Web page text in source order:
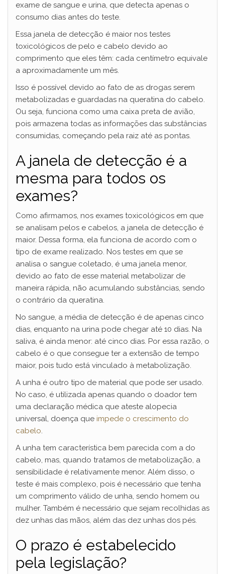
exame de sangue e urina, que detecta apenas o
consumo dias antes do teste.
Essa janela de detecção é maior nos testes
toxicológicos de pelo e cabelo devido ao
comprimento que eles têm: cada centímetro equivale
a aproximadamente um mês.
Isso é possível devido ao fato de as drogas serem
metabolizadas e guardadas na queratina do cabelo.
Ou seja, funciona como uma caixa preta de avião,
pois armazena todas as informações das substâncias
consumidas, começando pela raiz até as pontas.
A janela de detecção é a
mesma para todos os
exames?
Como afirmamos, nos exames toxicológicos em que
se analisam pelos e cabelos, a janela de detecção é
maior. Dessa forma, ela funciona de acordo com o
tipo de exame realizado. Nos testes em que se
analisa o sangue coletado, é uma janela menor,
devido ao fato de esse material metabolizar de
maneira rápida, não acumulando substâncias, sendo
o contrário da queratina.
No sangue, a média de detecção é de apenas cinco
dias, enquanto na urina pode chegar até 10 dias. Na
saliva, é ainda menor: até cinco dias. Por essa razão, o
cabelo é o que consegue ter a extensão de tempo
maior, pois tudo está vinculado à metabolização.
A unha é outro tipo de material que pode ser usado.
No caso, é utilizada apenas quando o doador tem
uma declaração médica que ateste alopecia
universal, doença que impede o crescimento do
cabelo.
A unha tem característica bem parecida com a do
cabelo, mas, quando tratamos de metabolização, a
sensibilidade é relativamente menor. Além disso, o
teste é mais complexo, pois é necessário que tenha
um comprimento válido de unha, sendo homem ou
mulher. Também é necessário que sejam recolhidas as
dez unhas das mãos, além das dez unhas dos pés.
O prazo é estabelecido
pela legislação?